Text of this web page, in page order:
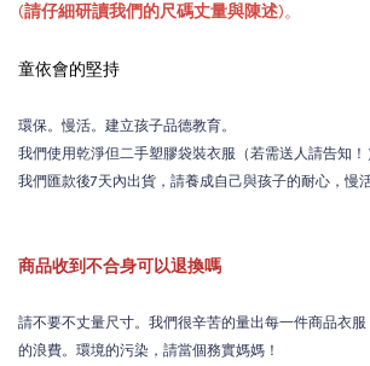
(請仔細研讀我們的尺碼丈量與陳述)。
童依會的堅持
環保。慢活。建立孩子品德教育。
我們使用乾淨但二手塑膠袋裝衣服（若需送人請告知！
我們匯款後7天內出貨，請養成自己與孩子的耐心，慢
商品收到不合身可以退換嗎
請不要不丈量尺寸。我們很辛苦的量出每一件商品衣
的浪費。環境的污染，請當個務實媽媽！